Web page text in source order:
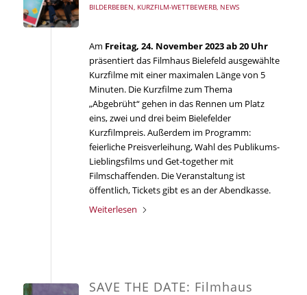
BILDERBEBEN, KURZFILM-WETTBEWERB, NEWS
Am Freitag, 24. November 2023 ab 20 Uhr
präsentiert das Filmhaus Bielefeld ausgewählte
Kurzfilme mit einer maximalen Länge von 5
Minuten. Die Kurzfilme zum Thema
„Abgebrüht“ gehen in das Rennen um Platz
eins, zwei und drei beim Bielefelder
Kurzfilmpreis. Außerdem im Programm:
feierliche Preisverleihung, Wahl des Publikums-
Lieblingsfilms und Get-together mit
Filmschaffenden. Die Veranstaltung ist
öffentlich, Tickets gibt es an der Abendkasse.
Weiterlesen
SAVE THE DATE: Filmhaus